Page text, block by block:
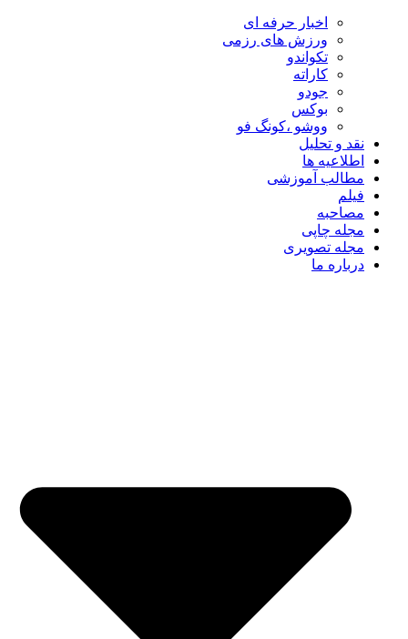
اخبار حرفه ای
ورزش های رزمی
تکواندو
کاراته
جودو
بوکس
ووشو ،کونگ فو
نقد و تحلیل
اطلاعیه ها
مطالب آموزشی
فیلم
مصاحبه
مجله چاپی
مجله تصویری
درباره ما